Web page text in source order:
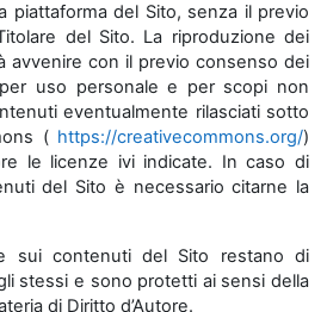
piattaforma del Sito, senza il previo
del Sito. La riproduzione dei
avvenire con il previo consenso dei
uso personale e per scopi non
eventualmente rilasciati sotto
( https://creativecommons.org/)
le licenze ivi indicate. In caso di
del Sito è necessario citarne la
sui contenuti del Sito restano di
stessi e sono protetti ai sensi della
di Diritto d’Autore.